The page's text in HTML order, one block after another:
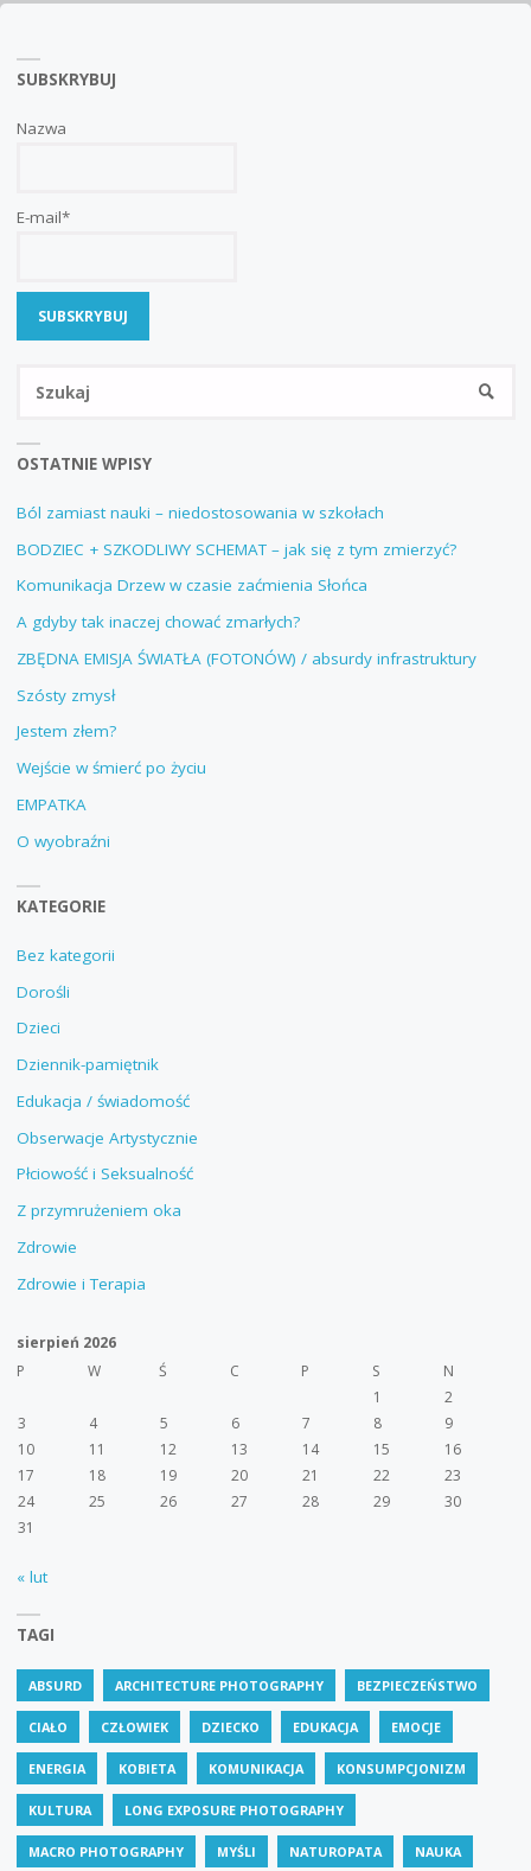
SUBSKRYBUJ
Nazwa
E-mail*
OSTATNIE WPISY
Ból zamiast nauki – niedostosowania w szkołach
BODZIEC + SZKODLIWY SCHEMAT – jak się z tym zmierzyć?
Komunikacja Drzew w czasie zaćmienia Słońca
A gdyby tak inaczej chować zmarłych?
ZBĘDNA EMISJA ŚWIATŁA (FOTONÓW) / absurdy infrastruktury
Szósty zmysł
Jestem złem?
Wejście w śmierć po życiu
EMPATKA
O wyobraźni
KATEGORIE
Bez kategorii
Dorośli
Dzieci
Dziennik-pamiętnik
Edukacja / świadomość
Obserwacje Artystycznie
Płciowość i Seksualność
Z przymrużeniem oka
Zdrowie
Zdrowie i Terapia
sierpień 2026
P
W Ś C P S
N
1
2
3
4 5 6 7 8
9
10
11 12 13 14 15
16
17
18 19 20 21 22
23
24
25 26 27 28 29
30
31
« lut
TAGI
ABSURD ARCHITECTURE PHOTOGRAPHY BEZPIECZEŃSTWO
CIAŁO CZŁOWIEK DZIECKO EDUKACJA EMOCJE
ENERGIA KOBIETA KOMUNIKACJA KONSUMPCJONIZM
KULTURA LONG EXPOSURE PHOTOGRAPHY
MACRO PHOTOGRAPHY MYŚLI NATUROPATA NAUKA